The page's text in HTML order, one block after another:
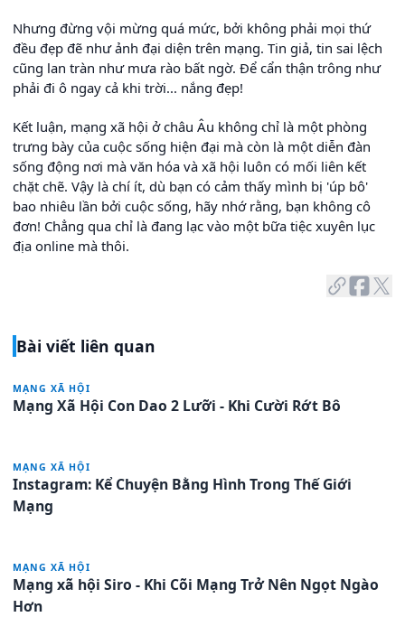
Nhưng đừng vội mừng quá mức, bởi không phải mọi thứ
đều đẹp đẽ như ảnh đại diện trên mạng. Tin giả, tin sai lệch
cũng lan tràn như mưa rào bất ngờ. Để cẩn thận trông như
phải đi ô ngay cả khi trời... nắng đẹp!
Kết luận, mạng xã hội ở châu Âu không chỉ là một phòng
trưng bày của cuộc sống hiện đại mà còn là một diễn đàn
sống động nơi mà văn hóa và xã hội luôn có mối liên kết
chặt chẽ. Vậy là chí ít, dù bạn có cảm thấy mình bị 'úp bô'
bao nhiêu lần bởi cuộc sống, hãy nhớ rằng, bạn không cô
đơn! Chẳng qua chỉ là đang lạc vào một bữa tiệc xuyên lục
địa online mà thôi.
Bài viết liên quan
MẠNG XÃ HỘI
Mạng Xã Hội Con Dao 2 Lưỡi - Khi Cười Rớt Bô
MẠNG XÃ HỘI
Instagram: Kể Chuyện Bằng Hình Trong Thế Giới
Mạng
MẠNG XÃ HỘI
Mạng xã hội Siro - Khi Cõi Mạng Trở Nên Ngọt Ngào
Hơn